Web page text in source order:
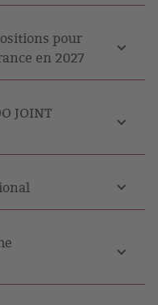
pour
en 2027
JOINT